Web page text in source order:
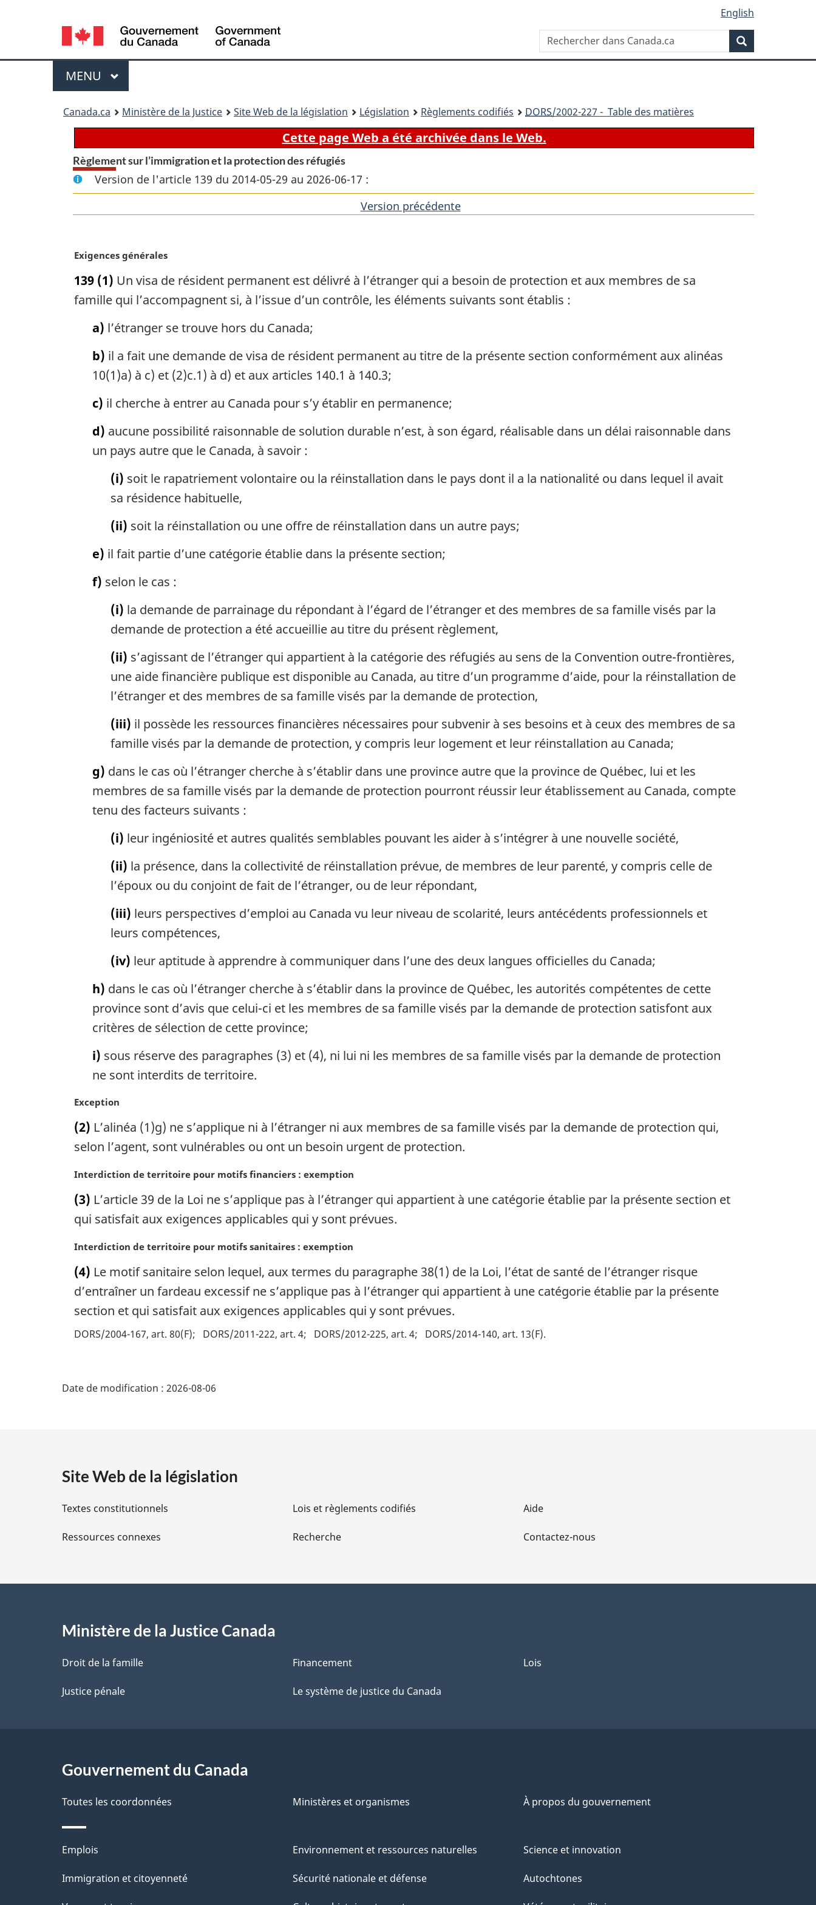
principal
À
site
version
Language
selection
English
Rechercher
dans
Canada.ca
Menu
MENU PRINCIPAL
Canada.ca Ministère de la Justice Site Web de la législation Législation Règlements codifiés DORS/2002-227 - Table des matières
Cette page Web a été archivée dans le Web.
Règlement sur l’immigration et la protection des réfugiés
Version de l'article 139 du 2014-05-29 au 2026-06-17 :
Version précédentede
N
t
e
Exigences générales
139 (1) Un visa de résident permanent est délivré à l’étranger qui a besoin de protection et aux membres de sa
famille qui l’accompagnent si, à l’issue d’un contrôle, les éléments suivants sont établis :
a) l’étranger se trouve hors du Canada;
b) il a fait une demande de visa de résident permanent au titre de la présente section conformément aux alinéas
10(1)a) à c) et (2)c.1) à d) et aux articles 140.1 à 140.3;
c) il cherche à entrer au Canada pour s’y établir en permanence;
d) aucune possibilité raisonnable de solution durable n’est, à son égard, réalisable dans un délai raisonnable dans
un pays autre que le Canada, à savoir :
(i) soit le rapatriement volontaire ou la réinstallation dans le pays dont il a la nationalité ou dans lequel il avait
sa résidence habituelle,
(ii) soit la réinstallation ou une offre de réinstallation dans un autre pays;
e) il fait partie d’une catégorie établie dans la présente section;
f) selon le cas :
(i) la demande de parrainage du répondant à l’égard de l’étranger et des membres de sa famille visés par la
demande de protection a été accueillie au titre du présent règlement,
(ii) s’agissant de l’étranger qui appartient à la catégorie des réfugiés au sens de la Convention outre-frontières,
une aide financière publique est disponible au Canada, au titre d’un programme d’aide, pour la réinstallation de
l’étranger et des membres de sa famille visés par la demande de protection,
(iii) il possède les ressources financières nécessaires pour subvenir à ses besoins et à ceux des membres de sa
famille visés par la demande de protection, y compris leur logement et leur réinstallation au Canada;
g) dans le cas où l’étranger cherche à s’établir dans une province autre que la province de Québec, lui et les
membres de sa famille visés par la demande de protection pourront réussir leur établissement au Canada, compte
tenu des facteurs suivants :
(i) leur ingéniosité et autres qualités semblables pouvant les aider à s’intégrer à une nouvelle société,
(ii) la présence, dans la collectivité de réinstallation prévue, de membres de leur parenté, y compris celle de
l’époux ou du conjoint de fait de l’étranger, ou de leur répondant,
(iii) leurs perspectives d’emploi au Canada vu leur niveau de scolarité, leurs antécédents professionnels et
leurs compétences,
(iv) leur aptitude à apprendre à communiquer dans l’une des deux langues officielles du Canada;
h) dans le cas où l’étranger cherche à s’établir dans la province de Québec, les autorités compétentes de cette
province sont d’avis que celui-ci et les membres de sa famille visés par la demande de protection satisfont aux
critères de sélection de cette province;
i) sous réserve des paragraphes (3) et (4), ni lui ni les membres de sa famille visés par la demande de protection
ne sont interdits de territoire.
N
t
e
a
g
i
n
a
e
Exception
(2) L’alinéa (1)g) ne s’applique ni à l’étranger ni aux membres de sa famille visés par la demande de protection qui,
selon l’agent, sont vulnérables ou ont un besoin urgent de protection.
N
t
e
m
a
g
n
a
l
e
Interdiction de territoire pour motifs financiers : exemption
(3) L’article 39 de la Loi ne s’applique pas à l’étranger qui appartient à une catégorie établie par la présente section et
qui satisfait aux exigences applicables qui y sont prévues.
N
t
e
a
r
a
Interdiction de territoire pour motifs sanitaires : exemption
(4) Le motif sanitaire selon lequel, aux termes du paragraphe 38(1) de la Loi, l’état de santé de l’étranger risque
d’entraîner un fardeau excessif ne s’applique pas à l’étranger qui appartient à une catégorie établie par la présente
section et qui satisfait aux exigences applicables qui y sont prévues.
DORS/2004-167, art. 80(F) DORS/2011-222, art. 4 DORS/2012-225, art. 4 DORS/2014-140, art. 13(F)
i
l
s
l
a
p
e
Date de modification : 2026-08-06
Site Web de la législation
Textes constitutionnels
Ressources connexes
Lois et règlements codifiés
Recherche
Aide
Contactez-nous
Ministère de la Justice Canada
Droit de la famille
Justice pénale
Financement
Le système de justice du Canada
Lois
Gouvernement du Canada
Toutes les coordonnées Ministères et organismes À propos du gouvernement
Thèmes
et
Emplois
Immigration et citoyenneté
Environnement et ressources naturelles
Sécurité nationale et défense
Science et innovation
Autochtones